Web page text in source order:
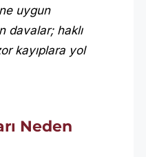
uygun
davalar; haklı
kayıplara yol
Neden